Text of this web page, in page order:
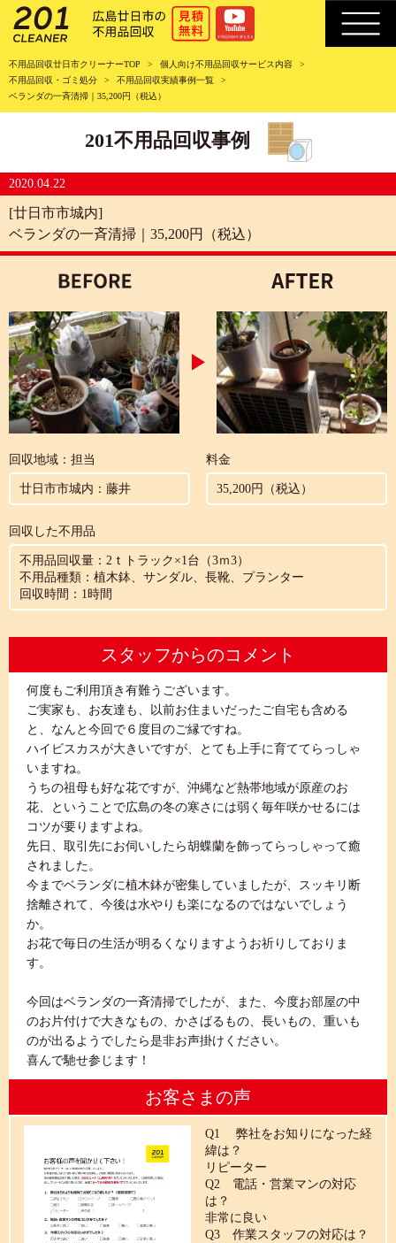
不用品回収廿日市クリーナーTOP
個人向け不用品回収サービス内容
不用品回収・ゴミ処分
不用品回収実績事例一覧
ベランダの一斉清掃｜35,200円（税込）
201不用品回収事例
2020.04.22
[廿日市市城内]
ベランダの一斉清掃｜35,200円（税込）
回収地域：担当
廿日市市城内：藤井
料金
35,200円（税込）
回収した不用品
不用品回収量：2ｔトラック×1台（3ｍ3）
不用品種類：植木鉢、サンダル、長靴、プランター
回収時間：1時間
スタッフからのコメント
何度もご利用頂き有難うございます。
ご実家も、お友達も、以前お住まいだったご自宅も含める
と、なんと今回で６度目のご縁ですね。
ハイビスカスが大きいですが、とても上手に育ててらっしゃ
いますね。
うちの祖母も好な花ですが、沖縄など熱帯地域が原産のお
花、ということで広島の冬の寒さには弱く毎年咲かせるには
コツが要りますよね。
先日、取引先にお伺いしたら胡蝶蘭を飾ってらっしゃって癒
されました。
今までベランダに植木鉢が密集していましたが、スッキリ断
捨離されて、今後は水やりも楽になるのではないでしょう
か。
お花で毎日の生活が明るくなりますようお祈りしておりま
す。
今回はベランダの一斉清掃でしたが、また、今度お部屋の中
のお片付けで大きなもの、かさばるもの、長いもの、重いも
のが出るようでしたら是非お声掛けください。
喜んで馳せ参じます！
お客さまの声
Q1 弊社をお知りになった経
緯は？
リピーター
Q2 電話・営業マンの対応
は？
非常に良い
Q3 作業スタッフの対応は？